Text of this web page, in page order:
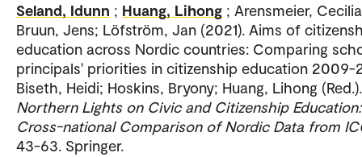
Seland, Idunn ; Huang, Lihong ; Arensmeier,
Bruun, Jens; Löfström, Jan (2021). Aims of
education across Nordic countries: Comparing
principals' priorities in citizenship education 2009-
Biseth, Heidi; Hoskins, Bryony; Huang, Lihong (Red.).
Northern Lights on Civic and Citizenship
Cross-national Comparison of Nordic Data from
43-63. Springer.